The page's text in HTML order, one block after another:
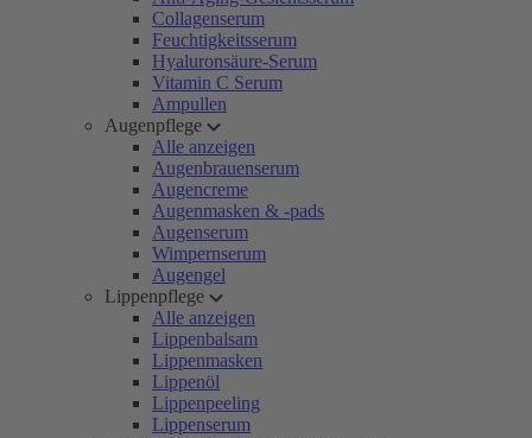
Collagenserum
Feuchtigkeitsserum
Hyaluronsäure-Serum
Vitamin C Serum
Ampullen
Augenpflege
Alle anzeigen
Augenbrauenserum
Augencreme
Augenmasken & -pads
Augenserum
Wimpernserum
Augengel
Lippenpflege
Alle anzeigen
Lippenbalsam
Lippenmasken
Lippenöl
Lippenpeeling
Lippenserum